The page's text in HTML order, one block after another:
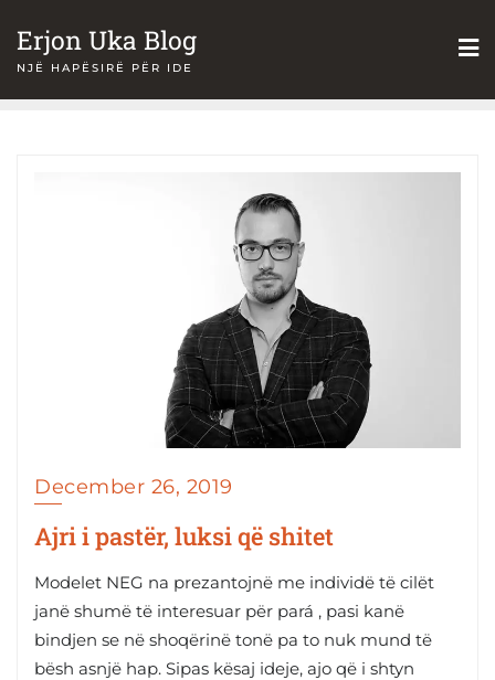
toErjon Uka Blog
NJË HAPËSIRË PËR IDE
December 26, 2019
Ajri i pastër, luksi që shitet
Modelet NEG na prezantojnë me individë të cilët
janë shumë të interesuar për pará , pasi kanë
bindjen se në shoqërinë tonë pa to nuk mund të
bësh asnjë hap. Sipas kësaj ideje, ajo që i shtyn